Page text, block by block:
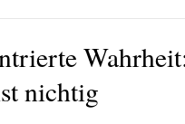
nichtig